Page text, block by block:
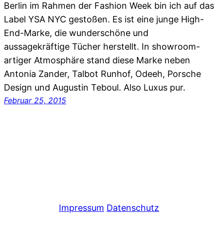
Berlin im Rahmen der Fashion Week bin ich auf das
Label YSA NYC gestoßen. Es ist eine junge High-
End-Marke, die wunderschöne und
aussagekräftige Tücher herstellt. In showroom-
artiger Atmosphäre stand diese Marke neben
Antonia Zander, Talbot Runhof, Odeeh, Porsche
Design und Augustin Teboul. Also Luxus pur.
Februar 25, 2015
Impressum Datenschutz